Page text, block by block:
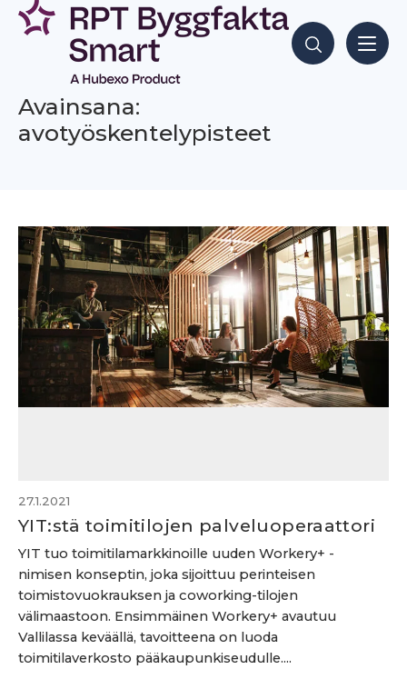
Siirry
sisältöön
Hae sisältöjä
Avainsana:
avotyöskentelypisteet
27.1.2021
YIT:stä toimitilojen palveluoperaattori
YIT tuo toimitilamarkkinoille uuden Workery+ -
nimisen konseptin, joka sijoittuu perinteisen
toimistovuokrauksen ja coworking-tilojen
välimaastoon. Ensimmäinen Workery+ avautuu
Vallilassa keväällä, tavoitteena on luoda
toimitilaverkosto pääkaupunkiseudulle....